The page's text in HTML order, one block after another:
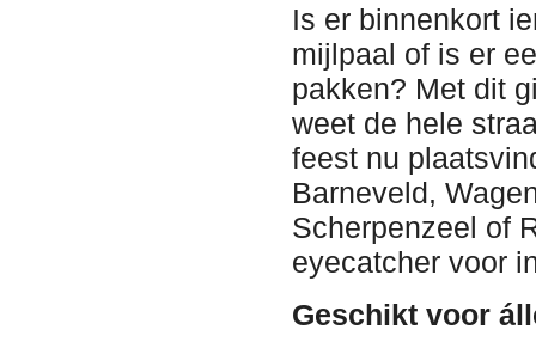
Is er binnenkort
mijlpaal of is er
pakken? Met dit
weet de hele
feest nu
Barneveld,
Scherpenzeel of
eyecatcher voor
Geschikt voor